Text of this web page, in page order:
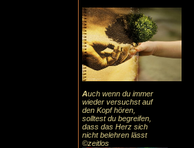
Auch wenn du immer
wieder versuchst auf
den Kopf hören,
solltest du begreifen,
dass das Herz sich
nicht belehren lässt
©zeitlos